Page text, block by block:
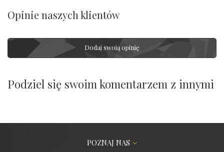
Opinie naszych klientów
Dodaj swoją opinię
Podziel się swoim komentarzem z innymi
POZNAJ NAS